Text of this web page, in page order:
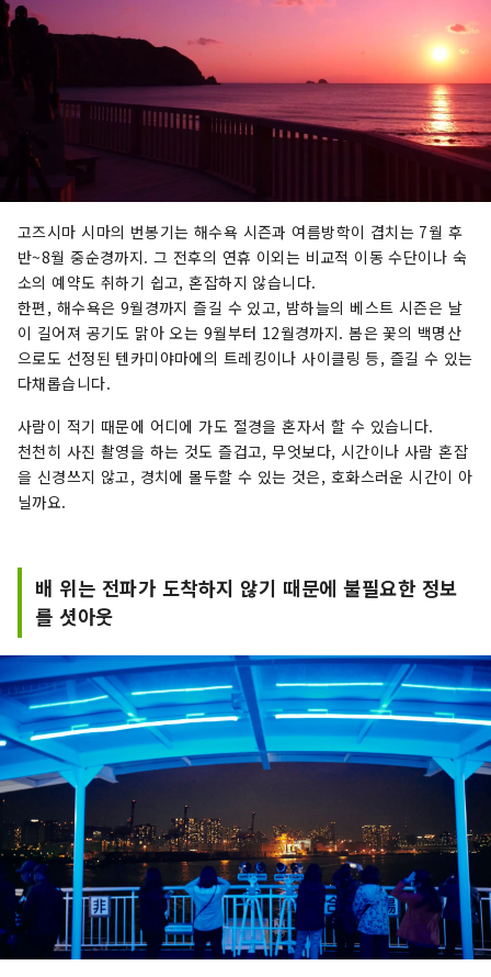
고즈시마 시마의 번봉기는 해수욕 시즌과 여름방학이 겹치는 7월 후
반~8월 중순경까지. 그 전후의 연휴 이외는 비교적 이동 수단이나 숙
소의 예약도 취하기 쉽고, 혼잡하지 않습니다.
한편, 해수욕은 9월경까지 즐길 수 있고, 밤하늘의 베스트 시즌은 날
이 길어져 공기도 맑아 오는 9월부터 12월경까지. 봄은 꽃의 백명산
으로도 선정된 텐카미야마에의 트레킹이나 사이클링 등, 즐길 수 있는
다채롭습니다.
사람이 적기 때문에 어디에 가도 절경을 혼자서 할 수 있습니다.
천천히 사진 촬영을 하는 것도 즐겁고, 무엇보다, 시간이나 사람 혼잡
을 신경쓰지 않고, 경치에 몰두할 수 있는 것은, 호화스러운 시간이 아
닐까요.
배 위는 전파가 도착하지 않기 때문에 불필요한 정보
를 셧아웃